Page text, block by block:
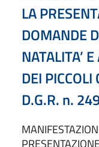
LA
DOMANDE
NATALITA’
DEI
D.G.R. n.